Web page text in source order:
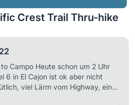
Crest Trail Thru-hike
schon um 2 Uhr
6 in El Cajon ist ok aber nicht
viel Lärm vom Highway, ein